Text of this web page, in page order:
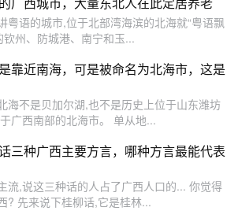
粤语的城市,位于北部湾海滨的北海就“粤语飘
州、防城港、南宁和玉...
靠近南海，可是被命名为北海市，这是
海不是贝加尔湖,也不是历史上位于山东潍坊
广西南部的北海市。 单从地...
三种广西主要方言，哪种方言最能代表
流,说这三种话的人占了广西人口的... 你觉得
? 先来说下桂柳话,它是桂林...